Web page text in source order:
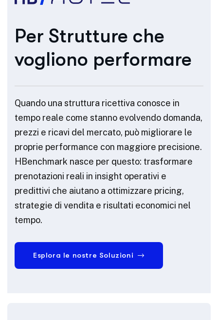
Per Strutture che
vogliono performare
Quando una struttura ricettiva conosce in
tempo reale come stanno evolvendo domanda,
prezzi e ricavi del mercato, può migliorare le
proprie performance con maggiore precisione.
HBenchmark nasce per questo: trasformare
prenotazioni reali in insight operativi e
predittivi che aiutano a ottimizzare pricing,
strategie di vendita e risultati economici nel
tempo.
Esplora le nostre Soluzioni